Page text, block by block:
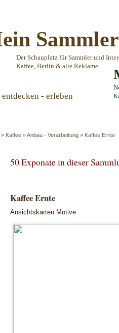
Der Schauplatz für Sammler und
Kaffee, Berlin & alte Reklame.
- erleben
» Kaffee »Anbau - Verarbeitung » Kaffee Ernte
50 Exponate in dieser
Kaffee Ernte
Ansichtskarten Motive